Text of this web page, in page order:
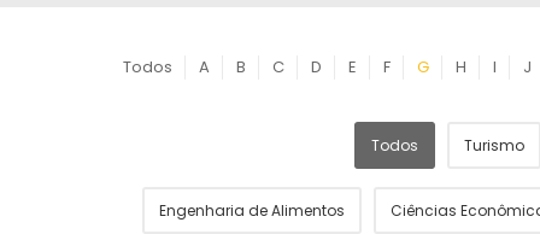
Todos A B C D E F G H I J
Todos Turismo
Engenharia de Alimentos Ciências